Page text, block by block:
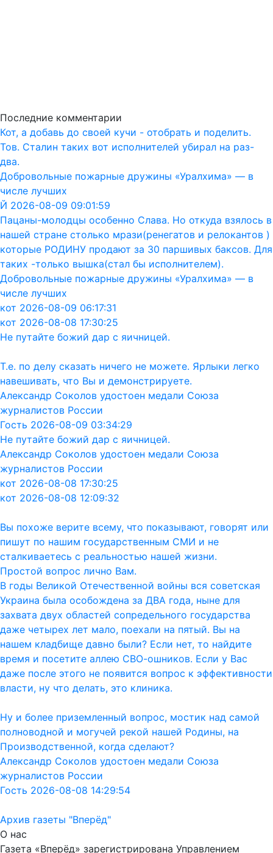
Последние комментарии
Кот, а добавь до своей кучи - отобрать и поделить.
Тов. Сталин таких вот исполнителей убирал на раз-
два.
Добровольные пожарные дружины «Уралхима» — в
числе лучших
Й 2026-08-09 09:01:59
Пацаны-молодцы особенно Слава. Но откуда взялось в
нашей стране столько мрази(ренегатов и релокантов )
которые РОДИНУ продают за 30 паршивых баксов. Для
таких -только вышка(стал бы исполнителем).
Добровольные пожарные дружины «Уралхима» — в
числе лучших
кот 2026-08-09 06:17:31
кот 2026-08-08 17:30:25
Не путайте божий дар с яичницей.
Т.е. по делу сказать ничего не можете. Ярлыки легко
навешивать, что Вы и демонстрируете.
Александр Соколов удостоен медали Союза
журналистов России
Гость 2026-08-09 03:34:29
Не путайте божий дар с яичницей.
Александр Соколов удостоен медали Союза
журналистов России
кот 2026-08-08 17:30:25
кот 2026-08-08 12:09:32
Вы похоже верите всему, что показывают, говорят или
пишут по нашим государственным СМИ и не
сталкиваетесь с реальностью нашей жизни.
Простой вопрос лично Вам.
В годы Великой Отечественной войны вся советская
Украина была особождена за ДВА года, ныне для
захвата двух областей сопредельного государства
даже четырех лет мало, поехали на пятый. Вы на
нашем кладбище давно были? Если нет, то найдите
время и посетите аллею СВО-ошников. Если у Вас
даже после этого не появится вопрос к эффективности
власти, ну что делать, это клиника.
Ну и более приземленный вопрос, мостик над самой
полноводной и могучей рекой нашей Родины, на
Производственной, когда сделают?
Александр Соколов удостоен медали Союза
журналистов России
Гость 2026-08-08 14:29:54
Архив газеты "Вперёд"
О нас
Газета «Вперёд» зарегистрирована Управлением